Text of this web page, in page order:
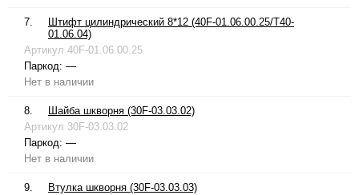
7.
Штифт цилиндрический 8*12 (40F-01.06.00.25/T40-
01.06.04)
Артикул 40F-01.06.00.25
Паркод: —
Нет в наличии
8.
Шайба шкворня (30F-03.03.02)
Артикул 30F-03.03.02
Паркод: —
Нет в наличии
9.
Втулка шкворня (30F-03.03.03)